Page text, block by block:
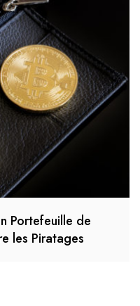
Portefeuille de
les Piratages